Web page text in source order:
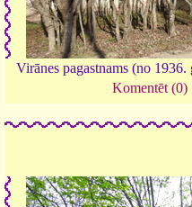
Virānes pagastnams (no
Komentēt (0)